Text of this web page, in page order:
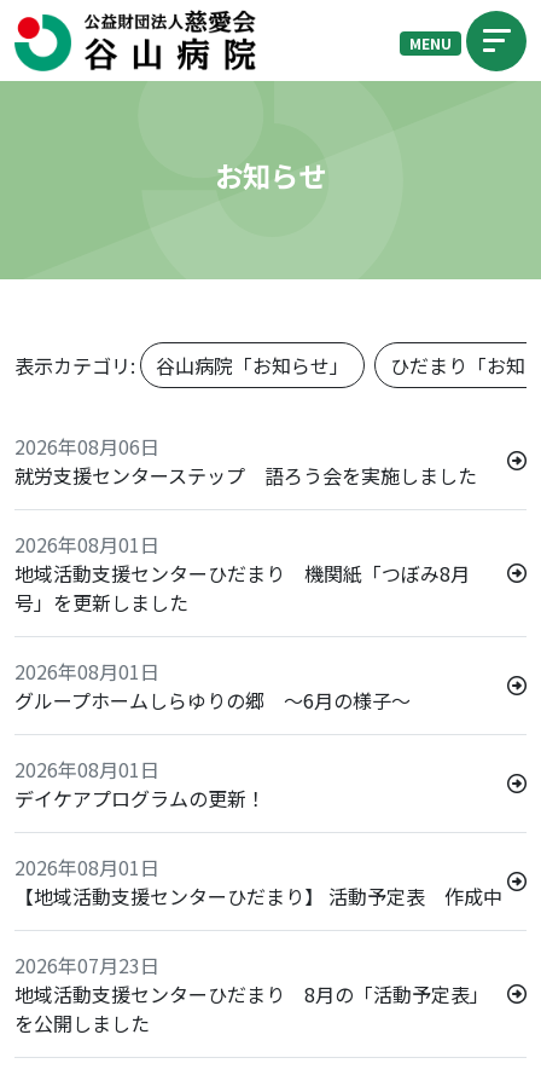
MENU
お知らせ
表示カテゴリ: 谷山病院「お知らせ」 ひだまり「お知
2026年08月06日
就労支援センターステップ 語ろう会を実施しました
2026年08月01日
地域活動支援センターひだまり 機関紙「つぼみ8月
号」を更新しました
2026年08月01日
グループホームしらゆりの郷 ～6月の様子～
2026年08月01日
デイケアプログラムの更新！
2026年08月01日
【地域活動支援センターひだまり】 活動予定表 作成中
2026年07月23日
地域活動支援センターひだまり 8月の「活動予定表」
を公開しました